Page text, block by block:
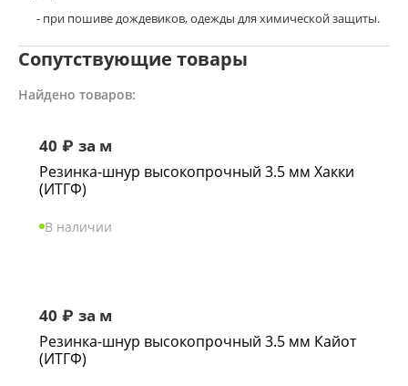
- при пошиве дождевиков, одежды для химической защиты.
Сопутствующие товары
Найдено товаров:
40 ₽ за м
Резинка-шнур высокопрочный 3.5 мм Хакки
(ИТГФ)
В наличии
40 ₽ за м
Резинка-шнур высокопрочный 3.5 мм Кайот
(ИТГФ)